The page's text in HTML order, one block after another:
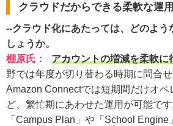
クラウドだからできる柔軟な運用
--クラウド化にあたっては、どのよう
しょうか。
棚原氏 ： アカウントの増減を柔軟に
野では年度が切り替わる時期に問合せ
Amazon Connectでは短期間だけオペ
ど、繁忙期にあわせた運用が可能で
「Campus Plan」や「School